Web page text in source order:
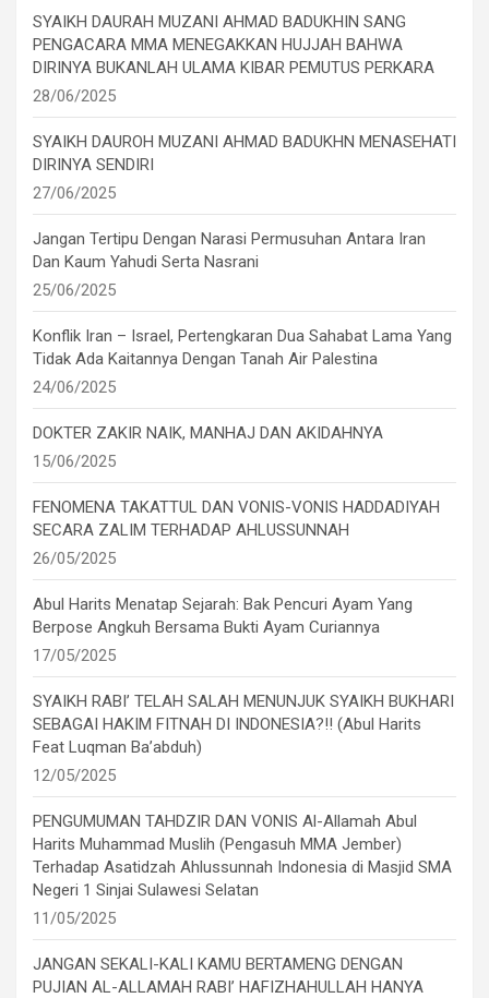
SYAIKH DAURAH MUZANI AHMAD BADUKHIN SANG
PENGACARA MMA MENEGAKKAN HUJJAH BAHWA
DIRINYA BUKANLAH ULAMA KIBAR PEMUTUS PERKARA
28/06/2025
SYAIKH DAUROH MUZANI AHMAD BADUKHN MENASEHATI
DIRINYA SENDIRI
27/06/2025
Jangan Tertipu Dengan Narasi Permusuhan Antara Iran
Dan Kaum Yahudi Serta Nasrani
25/06/2025
Konflik Iran – Israel, Pertengkaran Dua Sahabat Lama Yang
Tidak Ada Kaitannya Dengan Tanah Air Palestina
24/06/2025
DOKTER ZAKIR NAIK, MANHAJ DAN AKIDAHNYA
15/06/2025
FENOMENA TAKATTUL DAN VONIS-VONIS HADDADIYAH
SECARA ZALIM TERHADAP AHLUSSUNNAH
26/05/2025
Abul Harits Menatap Sejarah: Bak Pencuri Ayam Yang
Berpose Angkuh Bersama Bukti Ayam Curiannya
17/05/2025
SYAIKH RABI’ TELAH SALAH MENUNJUK SYAIKH BUKHARI
SEBAGAI HAKIM FITNAH DI INDONESIA?!! (Abul Harits
Feat Luqman Ba’abduh)
12/05/2025
PENGUMUMAN TAHDZIR DAN VONIS Al-Allamah Abul
Harits Muhammad Muslih (Pengasuh MMA Jember)
Terhadap Asatidzah Ahlussunnah Indonesia di Masjid SMA
Negeri 1 Sinjai Sulawesi Selatan
11/05/2025
JANGAN SEKALI-KALI KAMU BERTAMENG DENGAN
PUJIAN AL-ALLAMAH RABI’ HAFIZHAHULLAH HANYA